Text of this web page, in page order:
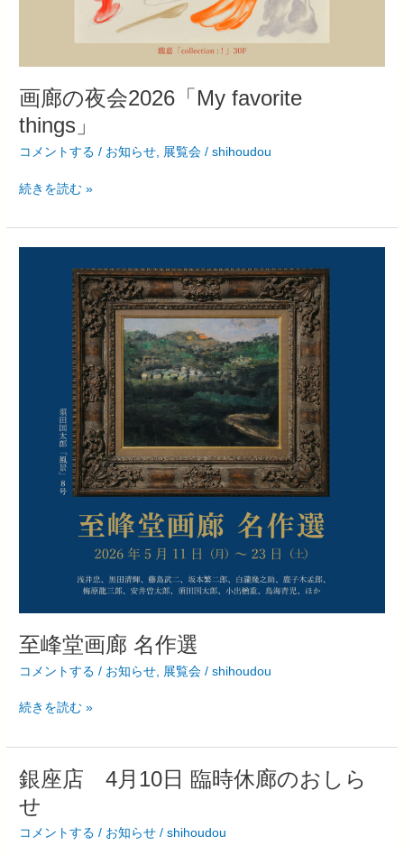
画廊の夜会2026「My favorite
things」
コメントする / お知らせ, 展覧会 /shihoudou
続きを読む »
至峰堂画廊 名作選
コメントする / お知らせ 展覧会 /shihoudou
続きを読む »
銀座店 4月10日 臨時休廊のおしら
せ
コメントする / お知らせ /shihoudou
銀
店
4